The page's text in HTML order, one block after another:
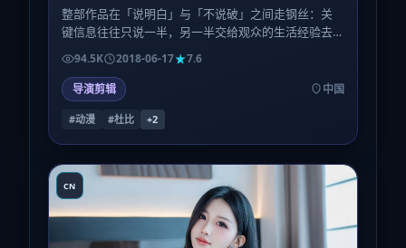
整部作品在「说明白」与「不说破」之间走钢丝：关
键信息往往只说一半，另一半交给观众的生活经验去
填。喜欢被喂到嘴里的叙事，可能会略感疲惫；反之
则会上瘾。
94.5K 2018-06-17
7.6
导演剪辑
中国
#动漫 #杜比 +2
CN